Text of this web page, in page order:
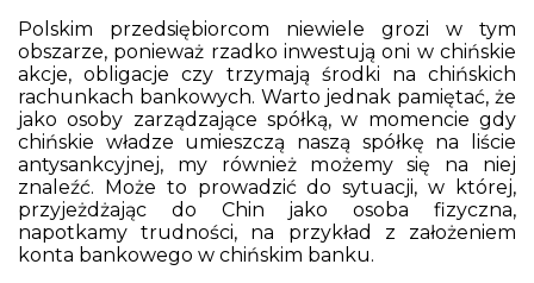
Polskim przedsiębiorcom niewiele grozi w tym
obszarze, ponieważ rzadko inwestują oni w chińskie
akcje, obligacje czy trzymają środki na chińskich
rachunkach bankowych. Warto jednak pamiętać, że
jako osoby zarządzające spółką, w momencie gdy
chińskie władze umieszczą naszą spółkę na liście
antysankcyjnej, my również możemy się na niej
znaleźć. Może to prowadzić do sytuacji, w której,
przyjeżdżając do Chin jako osoba fizyczna,
napotkamy trudności, na przykład z założeniem
konta bankowego w chińskim banku.